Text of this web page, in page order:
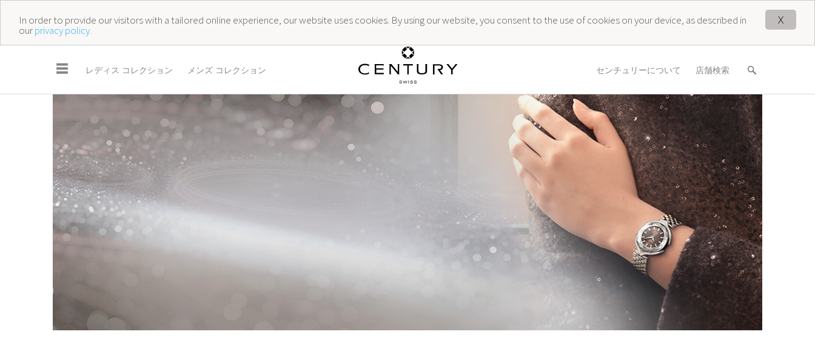
X
In order to provide our visitors with a tailored online experience, our website uses cookies. By using our website, you consent to the use of cookies on your device, as described in
ourprivacy policy.
☰ レディス コレクション メンズ コレクション センチュリーについて 店舗検索